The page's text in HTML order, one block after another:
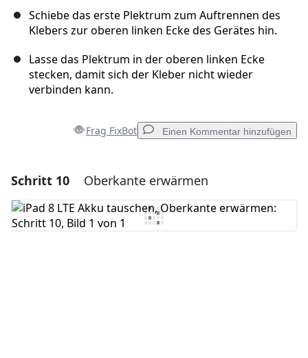
Schiebe das erste Plektrum zum Auftrennen des
Klebers zur oberen linken Ecke des Gerätes hin.
Lasse das Plektrum in der oberen linken Ecke
stecken, damit sich der Kleber nicht wieder
verbinden kann.
Frag FixBot Einen Kommentar hinzufügen
Einen Kommentar hinzufügen
Kommentar hinzufügen
Schritt 10 Oberkante erwärmen